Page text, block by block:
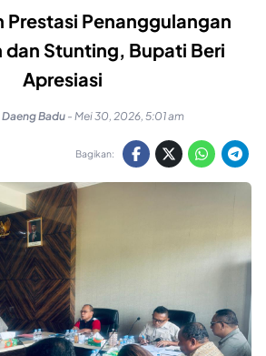
Prestasi Penanggulangan
dan Stunting, Bupati Beri
Apresiasi
Badu- Mei 30, 2026, 5:01 am
Bagikan: